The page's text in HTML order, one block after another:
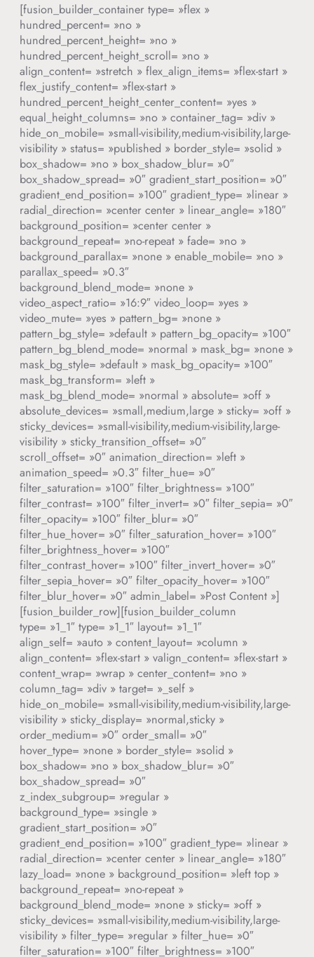
[fusion_builder_container type= »flex »
hundred_percent= »no »
hundred_percent_height= »no »
hundred_percent_height_scroll= »no »
align_content= »stretch » flex_align_items= »flex-start »
flex_justify_content= »flex-start »
hundred_percent_height_center_content= »yes »
equal_height_columns= »no » container_tag= »div »
hide_on_mobile= »small-visibility,medium-visibility,large-
visibility » status= »published » border_style= »solid »
box_shadow= »no » box_shadow_blur= »0″
box_shadow_spread= »0″ gradient_start_position= »0″
gradient_end_position= »100″ gradient_type= »linear »
radial_direction= »center center » linear_angle= »180″
background_position= »center center »
background_repeat= »no-repeat » fade= »no »
background_parallax= »none » enable_mobile= »no »
parallax_speed= »0.3″
background_blend_mode= »none »
video_aspect_ratio= »16:9″ video_loop= »yes »
video_mute= »yes » pattern_bg= »none »
pattern_bg_style= »default » pattern_bg_opacity= »100″
pattern_bg_blend_mode= »normal » mask_bg= »none »
mask_bg_style= »default » mask_bg_opacity= »100″
mask_bg_transform= »left »
mask_bg_blend_mode= »normal » absolute= »off »
absolute_devices= »small,medium,large » sticky= »off »
sticky_devices= »small-visibility,medium-visibility,large-
visibility » sticky_transition_offset= »0″
scroll_offset= »0″ animation_direction= »left »
animation_speed= »0.3″ filter_hue= »0″
filter_saturation= »100″ filter_brightness= »100″
filter_contrast= »100″ filter_invert= »0″ filter_sepia= »0″
filter_opacity= »100″ filter_blur= »0″
filter_hue_hover= »0″ filter_saturation_hover= »100″
filter_brightness_hover= »100″
filter_contrast_hover= »100″ filter_invert_hover= »0″
filter_sepia_hover= »0″ filter_opacity_hover= »100″
filter_blur_hover= »0″ admin_label= »Post Content »]
[fusion_builder_row][fusion_builder_column
type= »1_1″ type= »1_1″ layout= »1_1″
align_self= »auto » content_layout= »column »
align_content= »flex-start » valign_content= »flex-start »
content_wrap= »wrap » center_content= »no »
column_tag= »div » target= »_self »
hide_on_mobile= »small-visibility,medium-visibility,large-
visibility » sticky_display= »normal,sticky »
order_medium= »0″ order_small= »0″
hover_type= »none » border_style= »solid »
box_shadow= »no » box_shadow_blur= »0″
box_shadow_spread= »0″
z_index_subgroup= »regular »
background_type= »single »
gradient_start_position= »0″
gradient_end_position= »100″ gradient_type= »linear »
radial_direction= »center center » linear_angle= »180″
lazy_load= »none » background_position= »left top »
background_repeat= »no-repeat »
background_blend_mode= »none » sticky= »off »
sticky_devices= »small-visibility,medium-visibility,large-
visibility » filter_type= »regular » filter_hue= »0″
filter_saturation= »100″ filter_brightness= »100″